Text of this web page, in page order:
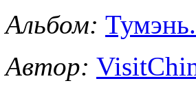
Альбом:
Автор: